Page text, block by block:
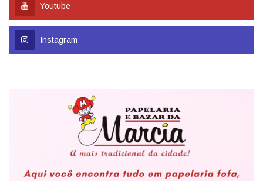
Youtube
Instagram